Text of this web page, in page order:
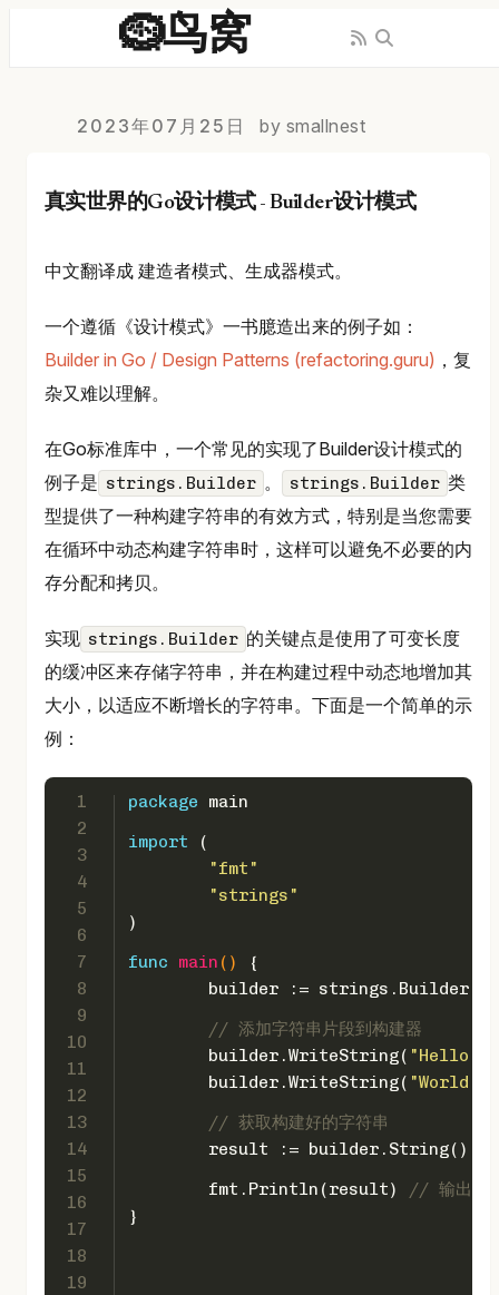
🪹鸟窝
2023年07月25日 by smallnest
真实世界的Go设计模式 - Builder设计模式
中文翻译成 建造者模式、生成器模式。
一个遵循《设计模式》一书臆造出来的例子如：
Builder in Go / Design Patterns (refactoring.guru) ，复
杂又难以理解。
在Go标准库中，一个常见的实现了Builder设计模式的
例子是 strings.Builder 。 strings.Builder 类
型提供了一种构建字符串的有效方式，特别是当您需要
在循环中动态构建字符串时，这样可以避免不必要的内
存分配和拷贝。
实现 strings.Builder 的关键点是使用了可变长度
的缓冲区来存储字符串，并在构建过程中动态地增加其
大小，以适应不断增长的字符串。下面是一个简单的示
例：
1
2
3
4
5
6
7
8
9
10
11
12
13
14
15
16
17
18
19
package main
import (
"fmt"
"strings"
)
func
main ()
{
	builder := strings.Builder{}
// 添加字符串片段到构建器
	builder.WriteString(
"Hello, "
	builder.WriteString(
"World!"
// 获取构建好的字符串
	result := builder.String()
	fmt.Println(result)
// 输出:
}